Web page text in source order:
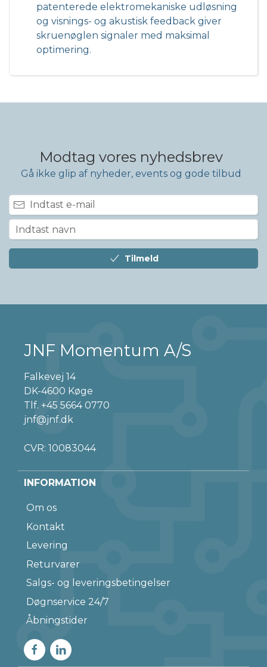
patenterede elektromekaniske udløsning
og visnings- og akustisk feedback giver
skruenøglen signaler med maksimal
optimering.
Modtag vores nyhedsbrev
Gå ikke glip af nyheder, events og gode tilbud
Tilmeld
JNF Momentum A/S
Falkevej 14
DK-4600 Køge
Tlf. +45 5664 0770
jnf@jnf.dk
CVR: 10083044
INFORMATION
Om os
Kontakt
Levering
Returvarer
Salgs- og leveringsbetingelser
Døgnservice 24/7
Åbningstider